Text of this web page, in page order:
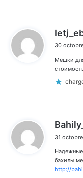
30
Мешки
31
Надежные
бахилы
http://